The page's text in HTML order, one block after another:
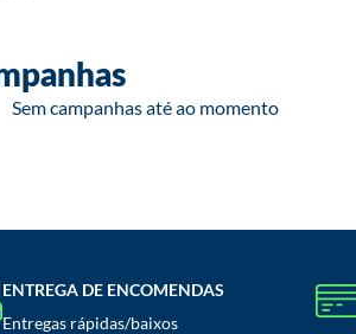
SIST. E ACESS. LIMPA PÁRA-BRISAS
ESPELHOS RETROVISORES
CAPAS/RESGUARDOS/TAMPAS
ESPELHOS RETROVISORES EXTERIORES
Sem campanhas até ao momento
ENTREGA DE ENCOMENDAS
Entregas rápidas/baixos